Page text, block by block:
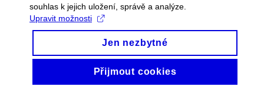
souhlas k jejich uložení, správě a analýze.
Upravit možnosti
Jen nezbytné
Přijmout cookies